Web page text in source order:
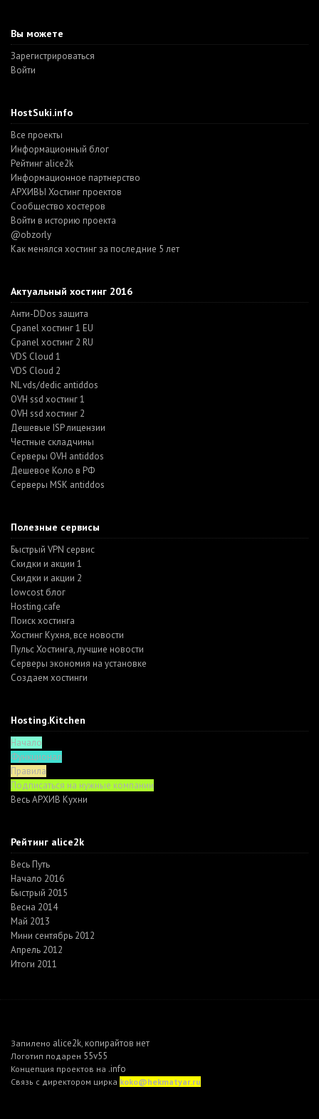
Вы можете
Зарегистрироваться
Войти
HostSuki.info
Все проекты
Информационный блог
Рейтинг alice2k
Информационное партнерство
АРХИВЫ Хостинг проектов
Cообщество хостеров
Войти в историю проекта
@obzorly
Как менялся хостинг за последние 5 лет
Актуальный хостинг 2016
Анти-DDos защита
Cpanel хостинг 1 EU
Cpanel хостинг 2 RU
VDS Cloud 1
VDS Cloud 2
NL vds/dedic antiddos
OVH ssd хостинг 1
OVH ssd хостинг 2
Дешевые ISP лицензии
Честные складчины
Серверы OVH antiddos
Дешевое Коло в РФ
Серверы MSK antiddos
Полезные сервисы
Быстрый VPN сервис
Скидки и акции 1
Скидки и акции 2
lowcost блог
Hosting.cafe
Поиск хостинга
Хостинг Кухня, все новости
Пульс Хостинга, лучшие новости
Серверы экономия на установке
Создаем хостинги
Hosting.Kitchen
Начало
Функционал
Правила
Подписаться на нужные компании
Весь АРХИВ Кухни
Рейтинг alice2k
Весь Путь
Начало 2016
Быстрый 2015
Весна 2014
Май 2013
Мини сентябрь 2012
Апрель 2012
Итоги 2011
Запилено alice2k, копирайтов нет
Логотип подарен 55v55
Концепция проектов на .info
Связь с директором цирка koko@hekmatyar.ru